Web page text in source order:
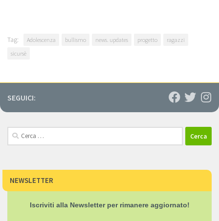
Tag: Adolescenza bullismo news. updates progetto
ragazzi
sicursè
SEGUICI:
Ricerca
per:
NEWSLETTER
Iscriviti alla Newsletter per rimanere aggiornato!